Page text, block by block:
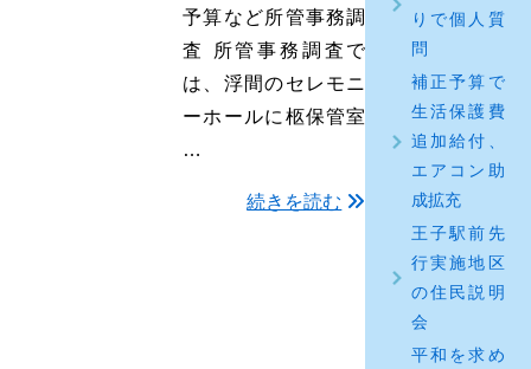
予算など所管事務調
査 所管事務調査で
は、浮間のセレモニ
ーホールに柩保管室
…
続きを読む
りで個人質
問
補正予算で
生活保護費
追加給付、
エアコン助
成拡充
王子駅前先
行実施地区
の住民説明
会
平和を求め